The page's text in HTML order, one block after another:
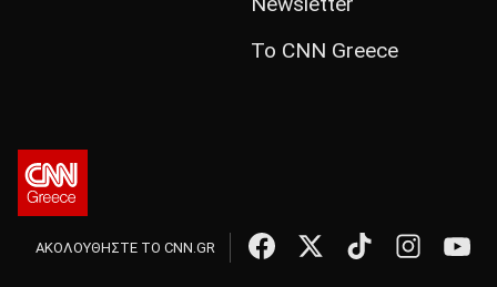
Το CNN Greece
ΑΚΟΛΟΥΘΗΣΤΕ ΤΟ CNN.GR